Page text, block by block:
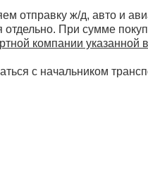
отправку ж/д, авто и
При сумме
компании указанной
с начальником